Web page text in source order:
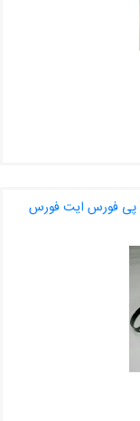
ماسک نیم صورت JSP مدل Force 8 (جی اس پی فورس ایت فورس